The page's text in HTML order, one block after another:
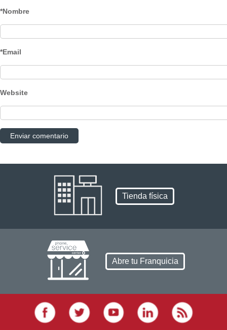
*Nombre
*Email
Website
Tienda física
Abre tu Franquicia